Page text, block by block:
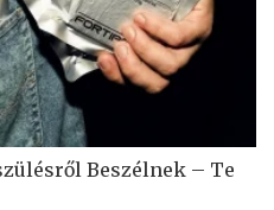
Beszélnek – Te